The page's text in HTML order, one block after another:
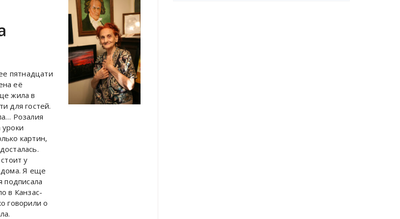
пятнадцати
её
жила в
для гостей.
Розалия
картин,
у
дома. Я еще
подписала
в Канзас-
говорили о